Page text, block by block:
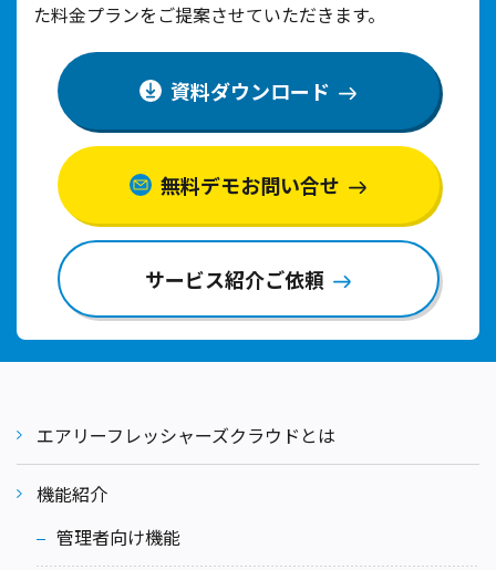
た料金プランをご提案させていただきます。
資料ダウンロード
無料デモお問い合せ
サービス紹介ご依頼
エアリーフレッシャーズクラウドとは
機能紹介
管理者向け機能